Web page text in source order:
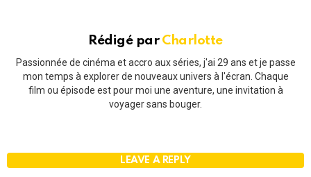
Rédigé par Charlotte
Passionnée de cinéma et accro aux séries, j'ai 29 ans et je passe
mon temps à explorer de nouveaux univers à l'écran. Chaque
film ou épisode est pour moi une aventure, une invitation à
voyager sans bouger.
LEAVE A REPLY